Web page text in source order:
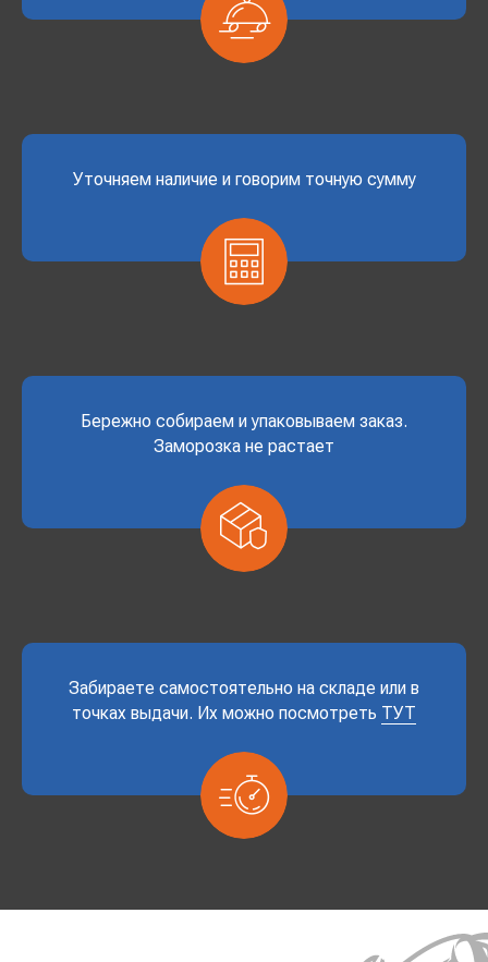
Уточняем наличие и говорим точную сумму
Бережно собираем и упаковываем заказ.
Заморозка не растает
Забираете самостоятельно на складе или в
точках выдачи. Их можно посмотреть ТУТ